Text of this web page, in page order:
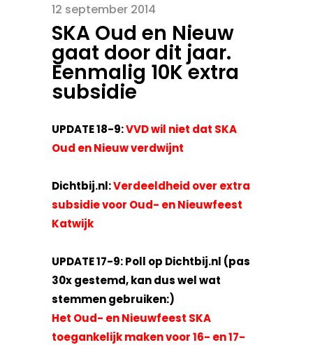
12 september 2014
SKA Oud en Nieuw
gaat door dit jaar.
Eenmalig 10K extra
subsidie
UPDATE 18-9:VVD wil niet dat SKA
Oud en Nieuw verdwijnt
Dichtbij.nl:Verdeeldheid over extra
subsidie voor Oud- en Nieuwfeest
Katwijk
UPDATE 17-9: Poll op Dichtbij.nl (pas
30x gestemd, kan dus wel wat
stemmen gebruiken:)
Het Oud- en Nieuwfeest SKA
toegankelijk maken voor 16- en 17-